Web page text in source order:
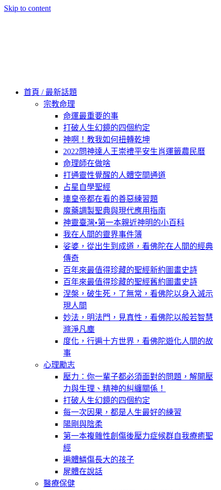
Skip to content
首頁 / 最新話題
宗教命理
命運最重要的事
打破人生幻鏡的四個約定
神啊！教我如何扭轉乾坤
2022問神達人王崇禮平安生肖運籤農民曆
命理師在做啥
打通靈性覺醒的人體空間通道
占星自學聖經
連皇帝都在看的善惡練習題
魔藥調製聖典與現代應用指南
神靈臺灣•第一本親近神明的小百科
我在人間的靈界事件簿
娑婆，從出生到成道，看佛陀在人間的經典
傳奇
百年來最值得珍藏的聖經新約圖畫史詩
百年來最值得珍藏的聖經舊約圖畫史詩
涅槃，破生死，了無常，看佛陀以身入滅示
現人間
妙法，明法門，見真性，看佛陀以般若智慧
滌淨凡塵
度化，行遍十方世界，看佛陀遊化人間的故
事
心理勵志
壓力：你一輩子都必須面對的問題，解開壓
力與生理、精神的糾纏關係！
打破人生幻鏡的四個約定
每一次因果，都是人生最好的練習
陽剛與陰柔
第一本複雜性創傷後壓力症候群自我療癒聖
經
遍體鱗傷長大的孩子
屍體在說話
醫療保健